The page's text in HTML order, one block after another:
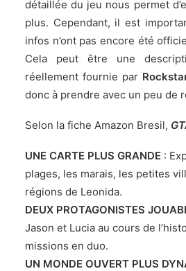
détaillée du jeu nous permet
plus. Cependant, il est
infos n’ont pas encore été
Cela peut être une
réellement fournie par
donc à prendre avec un peu de
Selon la fiche Amazon Bresil,
UNE CARTE PLUS GRANDE :
plages, les marais, les petites
régions de Leonida.
DEUX PROTAGONISTES
Jason et Lucia au cours de
missions en duo.
UN MONDE OUVERT PLUS